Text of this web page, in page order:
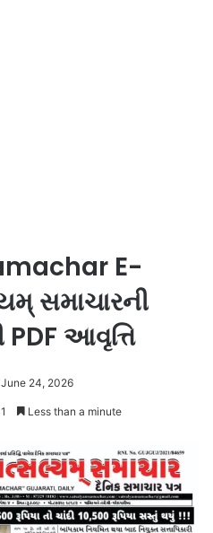
E-
સમાચારની
આવૃત્તિ
June 24, 2026
Less than a minute